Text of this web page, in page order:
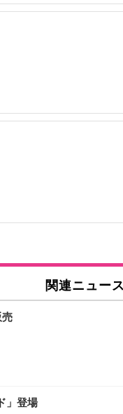
関連ニュース
」登場